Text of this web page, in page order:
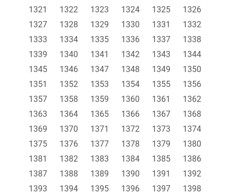
1321
1322 1323 1324 1325
1326
1327
1328 1329 1330 1331
1332
1333
1334 1335 1336 1337
1338
1339
1340 1341 1342 1343
1344
1345
1346 1347 1348 1349
1350
1351
1352 1353 1354 1355
1356
1357
1358 1359 1360 1361
1362
1363
1364 1365 1366 1367
1368
1369
1370 1371 1372 1373
1374
1375
1376 1377 1378 1379
1380
1381
1382 1383 1384 1385
1386
1387
1388 1389 1390 1391
1392
1393
1394 1395 1396 1397
1398